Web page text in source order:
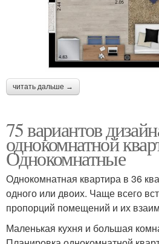
читать дальше →
75 вариантов
однокомнатной
Однокомнатные
Однокомнатная квартира в 36
одного или двоих. Чаще всего
пропорций помещений и их
Маленькая кухня и большая